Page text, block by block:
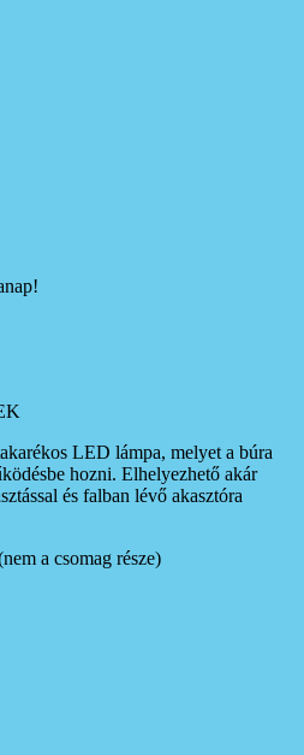
LED lámpa, melyet a búra
hozni. Elhelyezhető akár
és falban lévő akasztóra
a csomag része)